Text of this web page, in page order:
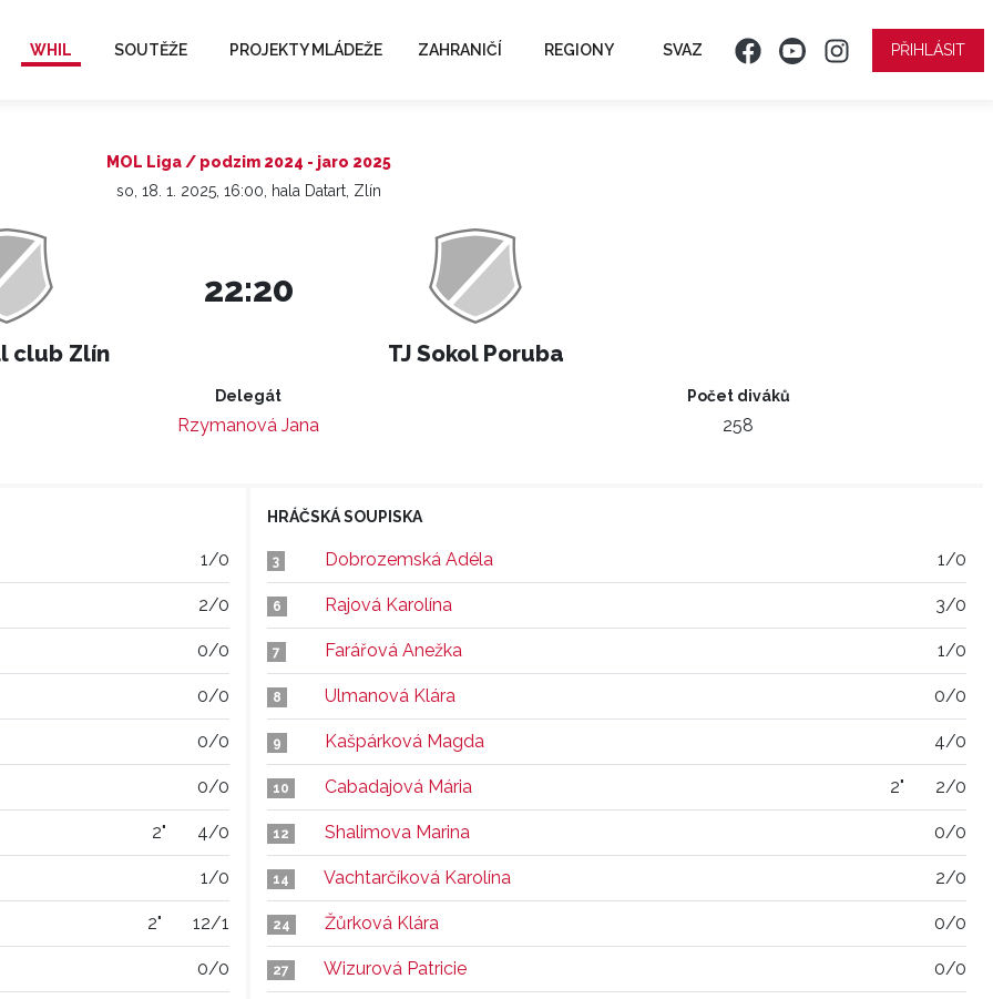
WHIL SOUTĚŽE PROJEKTY MLÁDEŽE ZAHRANIČÍ REGIONY SVAZ PŘIHLÁSIT
MOL Liga / podzim 2024 - jaro 2025
so, 18. 1. 2025, 16:00, hala Datart, Zlín
club Zlín
22:20
TJ Sokol Poruba
Delegát
Rzymanová Jana
Počet diváků
258
1/0
2/0
0/0
0/0
0/0
0/0
2" 4/0
1/0
2" 12/1
0/0
HRÁČSKÁ SOUPISKA
3 Dobrozemská Adéla 1/0
6 Rajová Karolína 3/0
7 Farářová Anežka 1/0
8 Ulmanová Klára 0/0
9 Kašpárková Magda 4/0
10 Cabadajová Mária 2" 2/0
12 Shalimova Marina 0/0
14 Vachtarčíková Karolína 2/0
24 Žůrková Klára 0/0
27 Wizurová Patricie 0/0